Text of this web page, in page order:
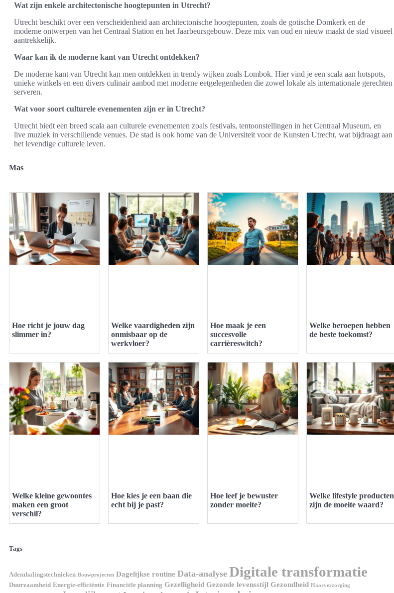
Wat zijn enkele architectonische hoogtepunten in Utrecht?
Utrecht beschikt over een verscheidenheid aan architectonische hoogtepunten, zoals de gotische Domkerk en de
moderne ontwerpen van het Centraal Station en het Jaarbeursgebouw. Deze mix van oud en nieuw maakt de stad visueel
aantrekkelijk.
Waar kan ik de moderne kant van Utrecht ontdekken?
De moderne kant van Utrecht kan men ontdekken in trendy wijken zoals Lombok. Hier vind je een scala aan hotspots,
unieke winkels en een divers culinair aanbod met moderne eetgelegenheden die zowel lokale als internationale gerechten
serveren.
Wat voor soort culturele evenementen zijn er in Utrecht?
Utrecht biedt een breed scala aan culturele evenementen zoals festivals, tentoonstellingen in het Centraal Museum, en
live muziek in verschillende venues. De stad is ook home van de Universiteit voor de Kunsten Utrecht, wat bijdraagt aan
het levendige culturele leven.
Mas
Hoe richt je jouw dag
slimmer in?
Welke vaardigheden zijn
onmisbaar op de
werkvloer?
Hoe maak je een
succesvolle
carrièreswitch?
Welke beroepen hebben
de beste toekomst?
Welke kleine gewoontes
maken een groot
verschil?
Hoe kies je een baan die
echt bij je past?
Hoe leef je bewuster
zonder moeite?
Welke lifestyle producten
zijn de moeite waard?
Tags
Ademhalingstechnieken Bouwprojecten Dagelijkse routine Data-analyse Digitale transformatie
Duurzaamheid Energie-efficiëntie Financiële planning Gezelligheid Gezonde levensstijl Gezondheid Haarverzorging